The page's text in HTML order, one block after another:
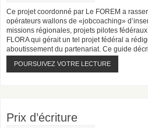
Ce projet coordonné par Le FOREM a
opérateurs wallons de «jobcoaching»
missions régionales, projets pilotes fédéraux
FLORA qui gérait un tel projet fédéral a
aboutissement du partenariat. Ce guide
POURSUIVEZ VOTRE LECTURE
Prix d’écriture